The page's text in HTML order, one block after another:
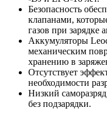
Безопасность
клапанами,
газов при зарядке
Аккумуляторы
механическим
хранению в
Отсутствует
необходимости
Низкий
без подзарядки.